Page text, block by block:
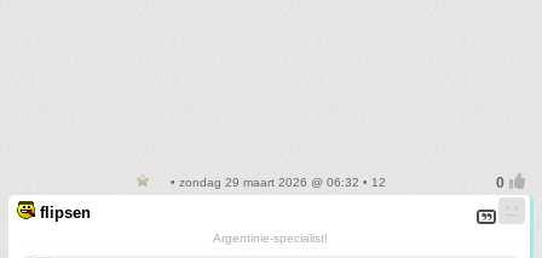
• zondag 29 maart 2026 @ 06:32 • 12
flipsen
Argentinie-specialist!